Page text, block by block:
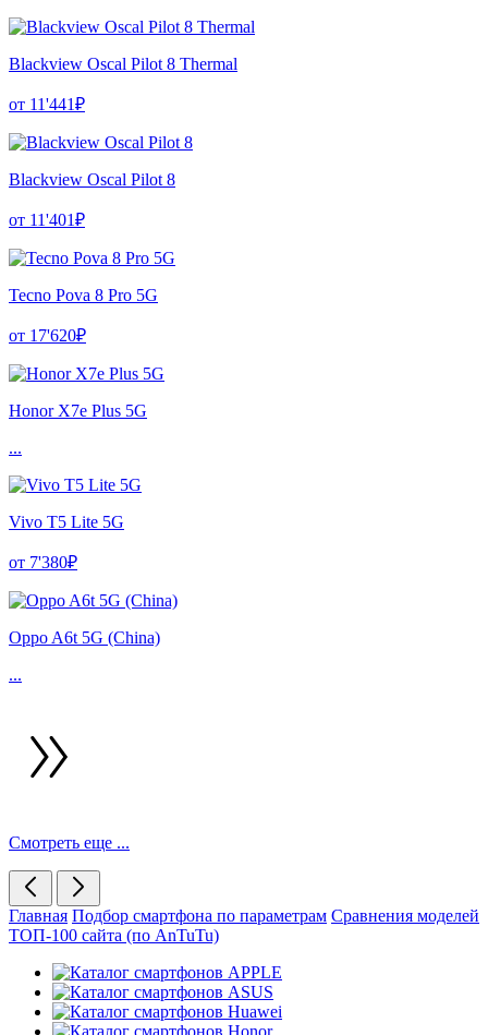
Blackview Oscal Pilot 8 Thermal
от 11'441₽
Blackview Oscal Pilot 8
от 11'401₽
Tecno Pova 8 Pro 5G
от 17'620₽
Honor X7e Plus 5G
...
Vivo T5 Lite 5G
от 7'380₽
Oppo A6t 5G (China)
...
Смотреть еще ...
Главная Подбор смартфона по параметрам Сравнения моделей
ТОП-100 сайта (по AnTuTu)